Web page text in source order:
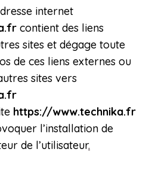
internet
contient des liens
sites et dégage toute
de ces liens externes ou
sites vers
https://www.technika.fr
l’installation de
de l’utilisateur.